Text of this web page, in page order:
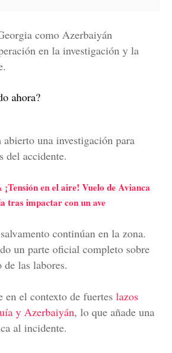
como Azerbaiyán
en la investigación y la
ahora?
abierto una investigación para
del accidente.
¡Tensión en el aire! Vuelo de Avianca
tras impactar con un ave
continúan en la zona.
un parte oficial completo sobre
las labores.
en el contexto de fuertes lazos
y Azerbaiyán, lo que añade una
al incidente.